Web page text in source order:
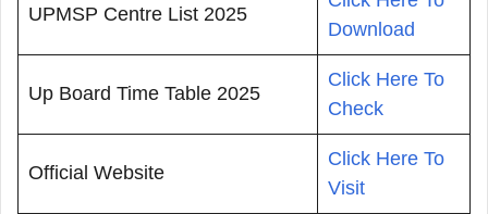
UPMSP Centre List 2025
Download
Up Board Time Table 2025
Click Here To
Check
Official Website
Click Here To
Visit